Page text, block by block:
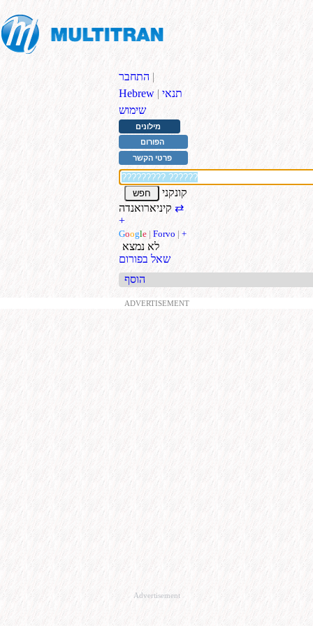
התחבר |
Hebrew | תנאי
שימוש
מילונים
הפורום
פרטי הקשר
קונקני
⇄ קיניארואנדה
+
Google | Forvo | +
לא נמצא
שאל בפורום
הוסף
ADVERTISEMENT
Advertisement